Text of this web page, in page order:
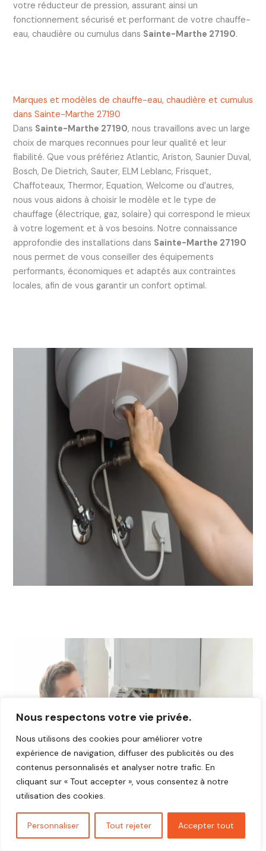
Nous respectons votre vie privée.
Nous utilisons des cookies pour améliorer votre
expérience de navigation, diffuser des publicités ou des
contenus personnalisés et analyser notre trafic. En
cliquant sur « Tout accepter », vous consentez à notre
utilisation des cookies.
Personnaliser Tout rejeter Accepter tout
votre réducteur de pression, assurant ainsi un
fonctionnement sécurisé et performant de votre chauffe-
eau, chaudière ou cumulus dans Sainte-Marthe 27190.
Marques et modèles de chauffe-eau, chaudière et cumulus
dans Sainte-Marthe 27190
Dans Sainte-Marthe 27190, nous travaillons avec un large
choix de marques reconnues pour leur qualité et leur
fiabilité. Que vous préfériez Atlantic, Ariston, Saunier Duval,
Bosch, De Dietrich, Sauter, ELM Leblanc, Frisquet,
Chaffoteaux, Thermor, Equation, Welcome ou d’autres,
nous vous aidons à choisir le modèle et le type de
chauffage (électrique, gaz, solaire) qui correspond le mieux
à votre logement et à vos besoins. Notre connaissance
approfondie des installations dans Sainte-Marthe 27190
nous permet de vous conseiller des équipements
performants, économiques et adaptés aux contraintes
locales, afin de vous garantir un confort optimal.